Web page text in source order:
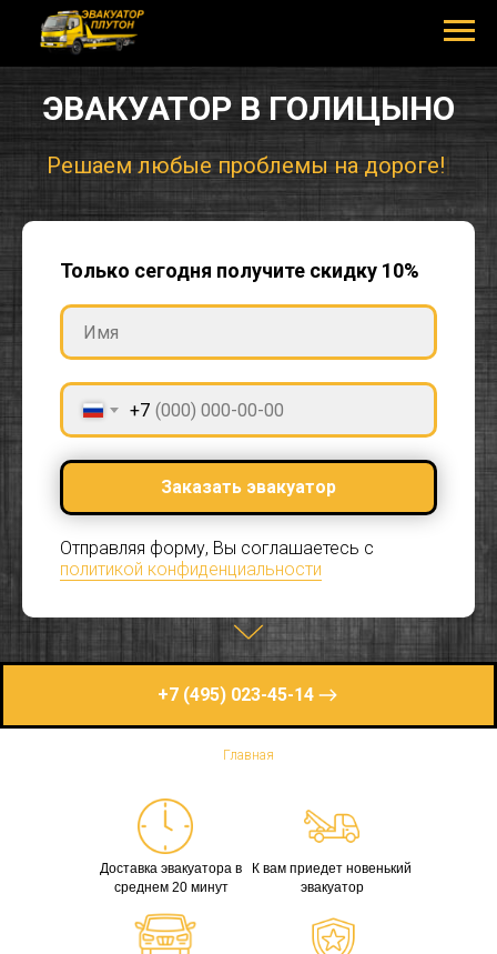
ЭВАКУАТОР В ГОЛИЦЫНО
Решаем люб|
Только сегодня получите скидку 10%
+7
Заказать эвакуатор
Отправляя форму, Вы соглашаетесь с
политикой конфиденциальности
+7 (495) 023-45-14
Главная
Доставка эвакуатора в
среднем 20 минут
К вам приедет новенький
эвакуатор